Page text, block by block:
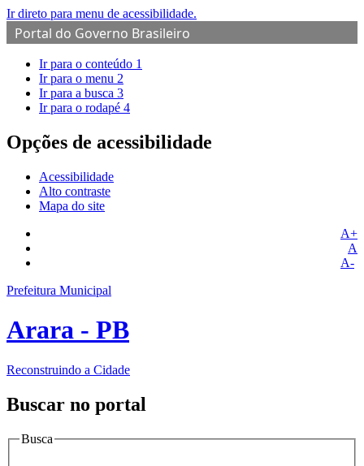
Ir direto para menu de acessibilidade.
Portal do Governo Brasileiro
Ir para o conteúdo 1
Ir para o menu 2
Ir para a busca 3
Ir para o rodapé 4
Opções de acessibilidade
Acessibilidade
Alto contraste
Mapa do site
A+
A
A-
Prefeitura Municipal
Arara - PB
Reconstruindo a Cidade
Buscar no portal
Busca